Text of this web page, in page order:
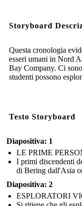
Storyboard
Questa cronologia
esseri umani in Nord
Bay Company. Ci
studenti possono
Testo Storyboard
Diapositiva: 1
LE PRIME
I primi discendenti
di Bering dall'Asia
Diapositiva: 2
ESPLORATORI